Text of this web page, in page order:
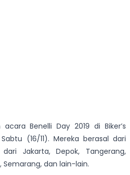
Benelli Day 2019 di Biker’s
(16/11). Mereka berasal dari
Jakarta, Depok, Tangerang,
Semarang, dan lain-lain.